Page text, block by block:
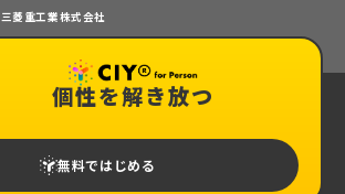
三菱重工業株式会社
個性を解き放つ
無料ではじめる